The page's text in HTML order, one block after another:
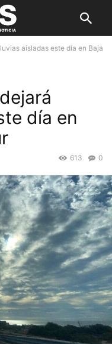
aisladas este día en Baja
día en
0
613